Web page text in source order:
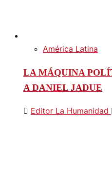
América Latina
LA MÁQUINA
A DANIEL JADUE
Editor La Humanidad